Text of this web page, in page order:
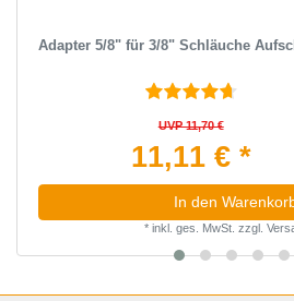
Adapter 5/8" für 3/8" Schläuche
UVP 11,70 €
11,11 € *
In den
* inkl. ges. MwSt. zzgl.